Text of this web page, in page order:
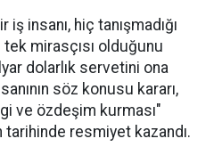
insanı, hiç tanışmadığı
mirasçısı olduğunu
dolarlık servetini ona
söz konusu kararı,
ve özdeşim kurması"
resmiyet kazandı.